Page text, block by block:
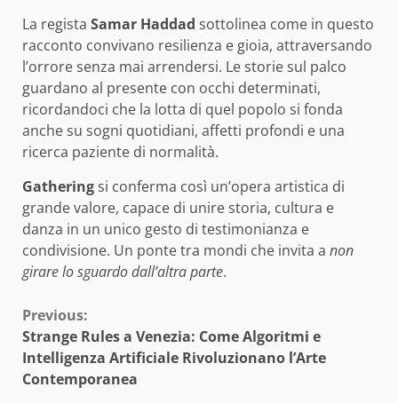
La regista Samar Haddad sottolinea come in questo
racconto convivano resilienza e gioia, attraversando
l’orrore senza mai arrendersi. Le storie sul palco
guardano al presente con occhi determinati,
ricordandoci che la lotta di quel popolo si fonda
anche su sogni quotidiani, affetti profondi e una
ricerca paziente di normalità.
Gatheringsi conferma così un’opera artistica di
grande valore, capace di unire storia, cultura e
danza in un unico gesto di testimonianza e
condivisione. Un ponte tra mondi che invita a non
girare lo sguardo dall’altra parte.
Continue
Reading
Previous:
Strange Rules a Venezia: Come Algoritmi e
Intelligenza Artificiale Rivoluzionano l’Arte
Contemporanea